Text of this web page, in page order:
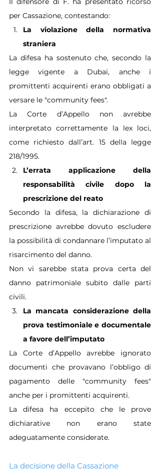
per Cassazione, contestando:
La violazione della normativa
straniera
La difesa ha sostenuto che, secondo la
legge vigente a Dubai, anche i
promittenti acquirenti erano obbligati a
versare le "community fees".
La Corte d’Appello non avrebbe
interpretato correttamente la lex loci,
come richiesto dall’art. 15 della legge
218/1995.
L’errata applicazione della
responsabilità civile dopo la
prescrizione del reato
Secondo la difesa, la dichiarazione di
prescrizione avrebbe dovuto escludere
la possibilità di condannare l’imputato al
risarcimento del danno.
Non vi sarebbe stata prova certa del
danno patrimoniale subito dalle parti
civili.
La mancata considerazione della
prova testimoniale e documentale
a favore dell’imputato
La Corte d’Appello avrebbe ignorato
documenti che provavano l’obbligo di
pagamento delle "community fees"
anche per i promittenti acquirenti.
La difesa ha eccepito che le prove
dichiarative non erano state
adeguatamente considerate.
La decisione della Cassazione